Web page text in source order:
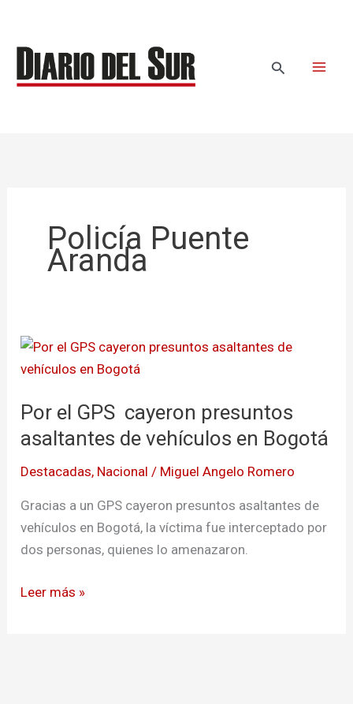
contenido
Buscar
Policía Puente
Aranda
Por el GPS cayeron presuntos
asaltantes de vehículos en Bogotá
Destacadas, Nacional / Miguel Angelo Romero
Gracias a un GPS cayeron presuntos asaltantes de
vehículos en Bogotá, la víctima fue interceptado por
dos personas, quienes lo amenazaron.
Por
el
cayeron
presuntos
de
vehículos
en
Bogotá
Leer más »